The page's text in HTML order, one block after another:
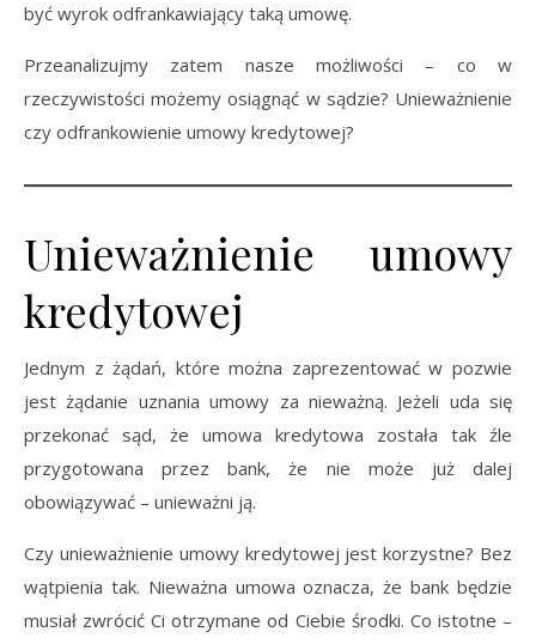
być wyrok odfrankawiający taką umowę.
Przeanalizujmy zatem nasze możliwości – co w
rzeczywistości możemy osiągnąć w sądzie? Unieważnienie
czy odfrankowienie umowy kredytowej?
Unieważnienie umowy
kredytowej
Jednym z żądań, które można zaprezentować w pozwie
jest żądanie uznania umowy za nieważną. Jeżeli uda się
przekonać sąd, że umowa kredytowa została tak źle
przygotowana przez bank, że nie może już dalej
obowiązywać – unieważni ją.
Czy unieważnienie umowy kredytowej jest korzystne? Bez
wątpienia tak. Nieważna umowa oznacza, że bank będzie
musiał zwrócić Ci otrzymane od Ciebie środki. Co istotne –